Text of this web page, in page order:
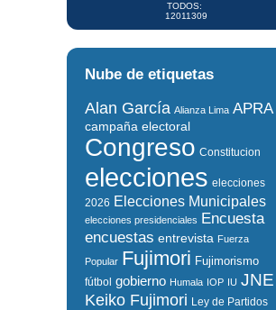
TODOS:
12011309
Nube de etiquetas
Alan García Alianza Lima APRA
campaña electoral
Congreso Constitucion
elecciones elecciones
2026 Elecciones Municipales
elecciones presidenciales Encuesta
encuestas entrevista Fuerza
Popular Fujimori Fujimorismo
fútbol gobierno Humala IOP IU JNE
Keiko Fujimori Ley de Partidos